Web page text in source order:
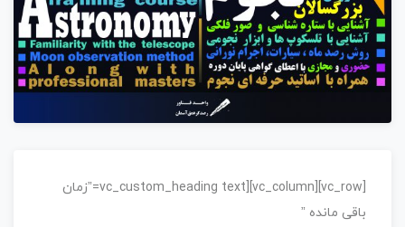
[vc_row][vc_column][vc_custom_heading text=”زمان
باقی مانده ”